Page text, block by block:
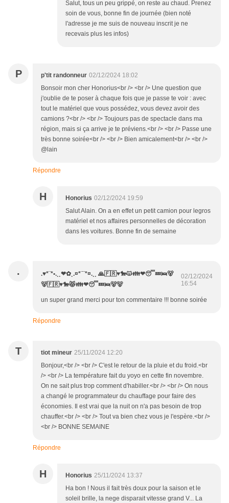
Salut, tous un peu grippé, on reste au chaud. Prenez
soin de vous, bonne fin de journée (bien noté
l'adresse je me suis de nouveau inscrit je ne
recevais plus les infos)
P p'tit randonneur 02/12/2024 18:02
Bonsoir mon cher Honorius<br /> <br /> Une question que
j'oublie de te poser à chaque fois que je passe te voir : avec
tout le matériel que vous possédez, vous devez avoir des
camions ?<br /> <br /> Toujours pas de spectacle dans ma
région, mais si ça arrive je te préviens.<br /> <br /> Passe une
très bonne soirée<br /> <br /> Bien amicalement<br /> <br />
@lain
Répondre
H Honorius 02/12/2024 19:59
Salut Alain. On a en effet un petit camion pour legros
matériel et nos affaires personnelles de décoration
dans les voitures. Bonne fin de semaine
.
.♥*¨*•.¸¸❤✿¸.¤*¨¨*¤.¸¸ 🙏🇫🇷♥️🐎😾👪❤😴💤🛌🐻
🐻🇫🇷♥️🐎😾👪❤😴💤🛌🐻🐻
02/12/2024
16:54
un super grand merci pour ton commentaire !!! bonne soirée
Répondre
T tiot mineur 25/11/2024 12:20
Bonjour,<br /> <br /> C'est le retour de la pluie et du froid.<br
/> <br /> La température fait du yoyo en cette fin novembre.
On ne sait plus trop comment d'habiller.<br /> <br /> On nous
a changé le programmateur du chauffage pour faire des
économies. Il est vrai que la nuit on n'a pas besoin de trop
chauffer.<br /> <br /> Tout va bien chez vous je l'espère.<br />
<br /> BONNE SEMAINE
Répondre
H Honorius 25/11/2024 13:37
Ha bon ! Nous il fait très doux pour la saison et le
soleil brille, la nege disparait vitesse grand V... La